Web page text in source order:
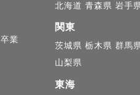
もっと見る」ボタンで
タッチ) + 現場での光の使
く撮る提案をしています
業
北海道 青森県 岩手
関東
茨城県 栃木県 群馬
山梨県
東海